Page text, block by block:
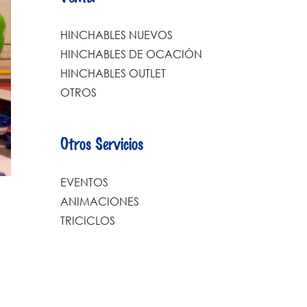
HINCHABLES NUEVOS
HINCHABLES DE OCACIÓN
HINCHABLES OUTLET
OTROS
Otros Servicios
EVENTOS
ANIMACIONES
TRICICLOS